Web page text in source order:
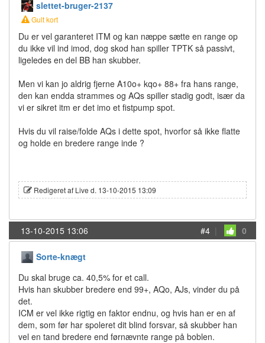
slettet-bruger-2137
Gult kort
Du er vel garanteret ITM og kan næppe sætte en range op
du ikke vil ind imod, dog skod han spiller TPTK så passivt,
ligeledes en del BB han skubber.
Men vi kan jo aldrig fjerne A10o+ kqo+ 88+ fra hans range,
den kan endda strammes og AQs spiller stadig godt, især da
vi er sikret itm er det imo et fistpump spot.
Hvis du vil raise/folde AQs i dette spot, hvorfor så ikke flatte
og holde en bredere range inde ?
Redigeret af Live d. 13-10-2015 13:09
13-10-2015 13:06 #4 | 0
Sorte-knægt
Du skal bruge ca. 40,5% for et call.
Hvis han skubber bredere end 99+, AQo, AJs, vinder du på
det.
ICM er vel ikke rigtig en faktor endnu, og hvis han er en af
dem, som før har spoleret dit blind forsvar, så skubber han
vel en tand bredere end førnævnte range på boblen.